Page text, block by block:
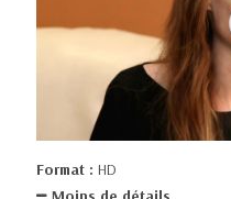
Format : HD